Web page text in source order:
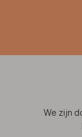
We zijn